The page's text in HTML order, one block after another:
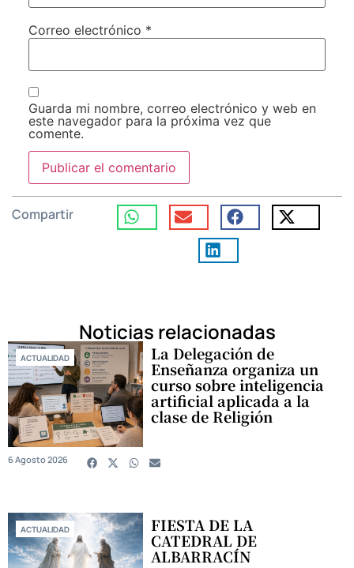
Correo electrónico *
Guarda mi nombre, correo electrónico y web en
este navegador para la próxima vez que
comente.
Compartir
Noticias relacionadas
ACTUALIDAD La Delegación de
Enseñanza organiza un
curso sobre inteligencia
artificial aplicada a la
clase de Religión
6 Agosto 2026
ACTUALIDAD FIESTA DE LA
CATEDRAL DE
ALBARRACÍN